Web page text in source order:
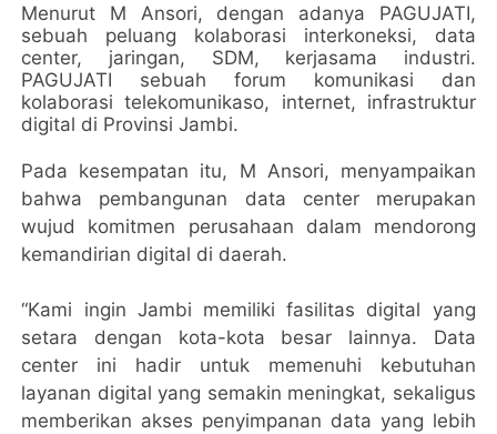
Menurut M Ansori, dengan adanya PAGUJATI,
sebuah peluang kolaborasi interkoneksi, data
center, jaringan, SDM, kerjasama industri.
PAGUJATI sebuah forum komunikasi dan
kolaborasi telekomunikaso, internet, infrastruktur
digital di Provinsi Jambi.
Pada kesempatan itu, M Ansori, menyampaikan
bahwa pembangunan data center merupakan
wujud komitmen perusahaan dalam mendorong
kemandirian digital di daerah.
“Kami ingin Jambi memiliki fasilitas digital yang
setara dengan kota-kota besar lainnya. Data
center ini hadir untuk memenuhi kebutuhan
layanan digital yang semakin meningkat, sekaligus
memberikan akses penyimpanan data yang lebih